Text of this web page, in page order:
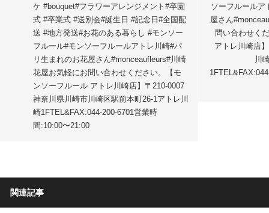
ケ #bouquet#フラワーアレンジメント#卒園
式 #卒業式 #送別会#誕生日 #記念日#全国配
送 #地方発送#お花のある暮らし #モンソー
フルール#モンソーフルールアトレ川崎#パ
リ生まれのお花屋さん#monceaufleurs#川崎
花屋お気軽にお問い合わせください。【モ
ンソーフルール アトレ川崎店】〒210-0007
神奈川県川崎市川崎区駅前本町26-1アトレ川
崎1FTEL&FAX:044-200-6701営業時
間:10:00〜21:00
ソーフルールア
屋さん
問い合わせく
アトレ川崎店
川
関連記事